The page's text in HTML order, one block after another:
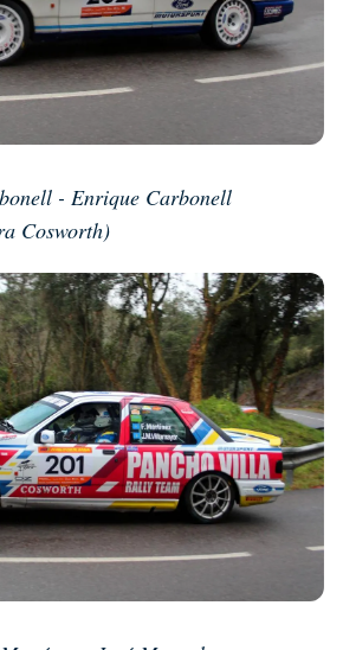
- Enrique Carbonell
Cosworth)